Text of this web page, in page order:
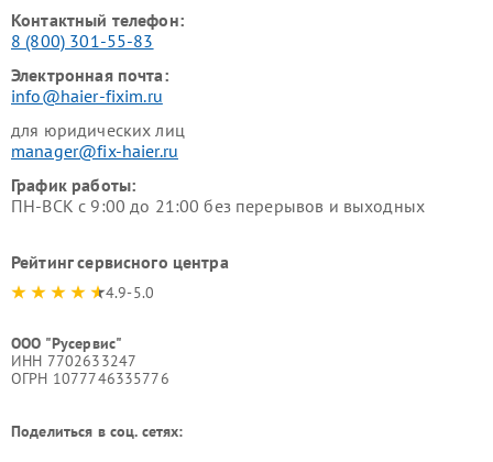
Контактный телефон:
8 (800) 301-55-83
Электронная почта:
info@haier-fixim.ru
для юридических лиц
manager@fix-haier.ru
График работы:
ПН-ВСК с 9:00 до 21:00 без перерывов и выходных
Рейтинг сервисного центра
4.9-5.0
ООО "Русервис"
ИНН 7702633247
ОГРН 1077746335776
Поделиться в соц. сетях: